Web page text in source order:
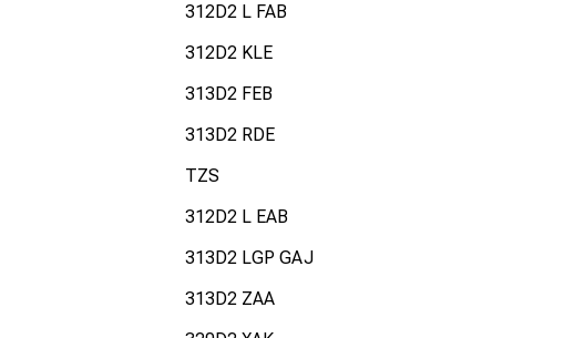
312D2 L FAB
312D2 KLE
313D2 FEB
313D2 RDE
TZS
312D2 L EAB
313D2 LGP GAJ
313D2 ZAA